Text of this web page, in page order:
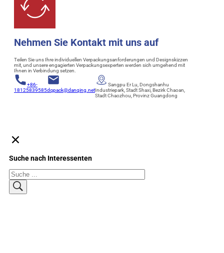
Nehmen Sie Kontakt mit uns auf
Teilen Sie uns Ihre individuellen Verpackungsanforderungen und Designskizzen
mit, und unsere engagierten Verpackungsexperten werden sich umgehend mit
Ihnen in Verbindung setzen.
+86-
18125839585dqpack@danqing.net
Sangpu Er Lu, Dongshanhu
Industriepark, Stadt Shaxi, Bezirk Chaoan,
Stadt Chaozhou, Provinz Guangdong
Suche nach Interessenten
Suchen